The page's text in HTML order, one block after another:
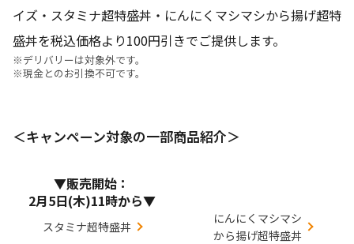
イズ・スタミナ超特盛丼・にんにくマシマシから揚げ超特
盛丼を税込価格より100円引きでご提供します。
※デリバリーは対象外です。
※現金とのお引換不可です。
＜キャンペーン対象の一部商品紹介＞
▼販売開始：
2月5日(木)11時から▼
スタミナ超特盛丼
にんにくマシマシ
から揚げ超特盛丼